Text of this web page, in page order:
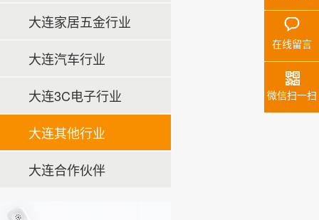
大连家居五金行业
大连汽车行业
大连3C电子行业
大连其他行业
大连合作伙伴
在线留言
微信扫一扫